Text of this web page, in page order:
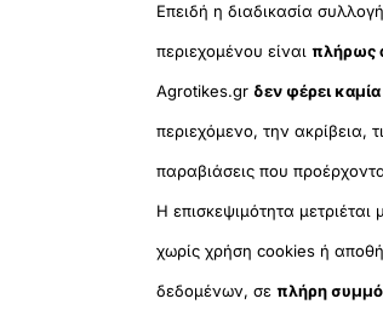
Επειδή η διαδικασία
περιεχομένου είναιπλήρως
Agrotikes.gr δεν φέρει
περιεχόμενο, την ακρίβεια,
παραβιάσεις που
Η επισκεψιμότητα μετριέται
χωρίς χρήση cookies ή
δεδομένων, σεπλήρη